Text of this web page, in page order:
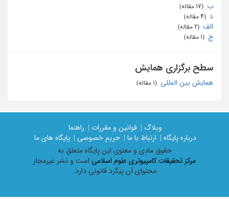
ب
د
الف
ج
سطح برگزاری همایش
همایش بین المللی
وبلاگ | قوانین و مقررات |
راهنما
درباره پایگاه |
ارتباط با ما | حریم خصوصی |
پایگاه های ما
حقوق مادی و معنوی اين پايگاه متعلق به
مرکز تحقیقات کامپیوتری علوم اسلامی است و نشر غیرمجاز
محتوای آن پیگرد قانونی دارد.